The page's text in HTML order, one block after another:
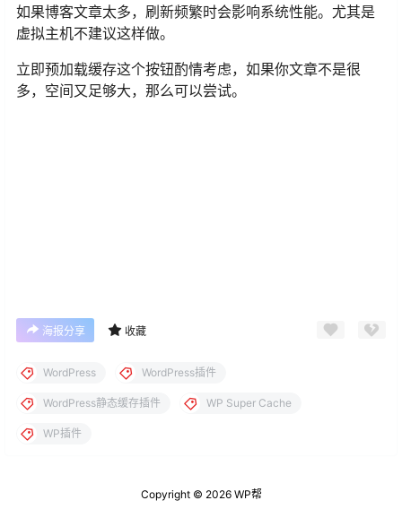
如果博客文章太多，刷新频繁时会影响系统性能。尤其是
虚拟主机不建议这样做。
立即预加载缓存这个按钮酌情考虑，如果你文章不是很
多，空间又足够大，那么可以尝试。
海报分享 收藏
WordPress WordPress插件
WordPress静态缓存插件 WP Super Cache
WP插件
Copyright © 2026WP帮